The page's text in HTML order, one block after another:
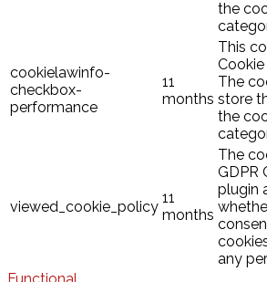
the
cookielawinfo-
checkbox-
performance
11
months
This
The
store
the
viewed_cookie_policy
11
months
The
GDPR
plugin
any
Functional